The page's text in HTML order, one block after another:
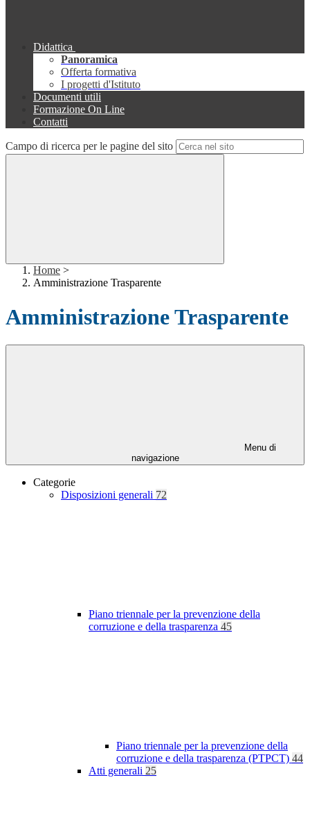
Didattica
Panoramica
Offerta formativa
I progetti d'Istituto
Documenti utili
Formazione On Line
Contatti
Campo di ricerca per le pagine del sito
Home >
Amministrazione Trasparente
Amministrazione Trasparente
Menu di
navigazione
Categorie
Disposizioni generali 72
Piano triennale per la prevenzione della
corruzione e della trasparenza 45
Piano triennale per la prevenzione della
corruzione e della trasparenza (PTPCT) 44
Atti generali 25